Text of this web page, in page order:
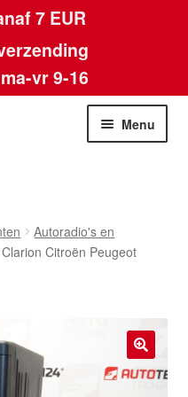
7 EUR
vr 9-16
Menu
Autoradio's en
Citroën Peugeot
🔍